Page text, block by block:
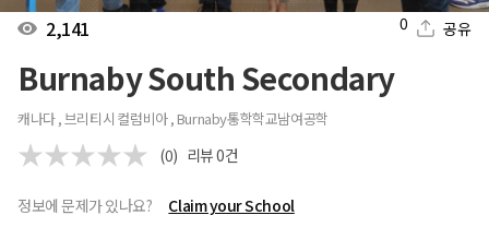
2,141 0 공유
Burnaby South Secondary
캐나다 , 브리티시 컬럼비아 , Burnaby통학학교남여공학
(0) 리뷰0건
정보에 문제가 있나요? Claim your School